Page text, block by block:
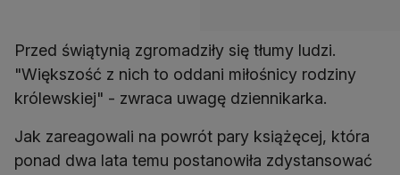
Przed świątynią zgromadziły się tłumy ludzi.
"Większość z nich to oddani miłośnicy rodziny
królewskiej" - zwraca uwagę dziennikarka.
Jak zareagowali na powrót pary książęcej, która
ponad dwa lata temu postanowiła zdystansować